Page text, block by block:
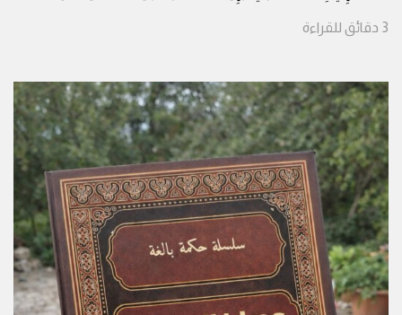
3 دقائق للقراءة